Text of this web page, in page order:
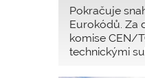
Pokračuje
Eurokódů. Za
komise CEN/
technickými